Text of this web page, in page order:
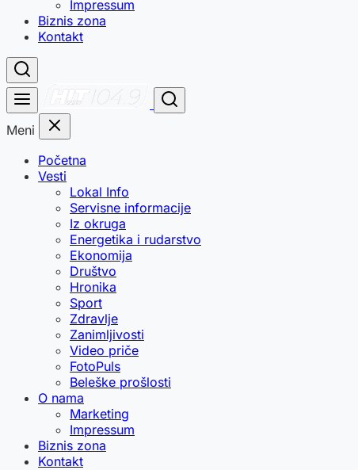
Impressum
Biznis zona
Kontakt
Meni
Početna
Vesti
Lokal Info
Servisne informacije
Iz okruga
Energetika i rudarstvo
Ekonomija
Društvo
Hronika
Sport
Zdravlje
Zanimljivosti
Video priče
FotoPuls
Beleške prošlosti
O nama
Marketing
Impressum
Biznis zona
Kontakt